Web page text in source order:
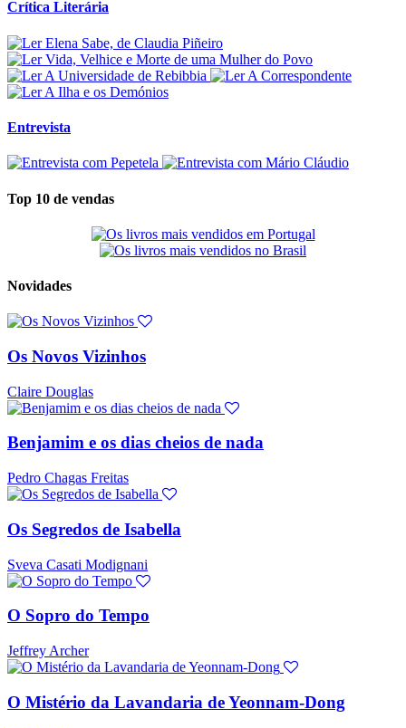
Crítica Literária
Entrevista
Top 10 de vendas
Novidades
Os Novos Vizinhos
Claire Douglas
Benjamim e os dias cheios de nada
Pedro Chagas Freitas
Os Segredos de Isabella
Sveva Casati Modignani
O Sopro do Tempo
Jeffrey Archer
O Mistério da Lavandaria de Yeonnam-Dong